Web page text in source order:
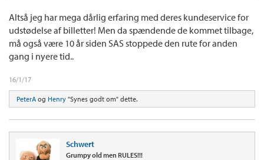
Altså jeg har mega dårlig erfaring med deres kundeservice for
udstødelse af billetter! Men da spændende de kommet tilbage,
må også være 10 år siden SAS stoppede den rute for anden
gang i nyere tid..
16/1/17
PeterA og Henry "Synes godt om" dette.
Schwert
Grumpy old men RULES!!!